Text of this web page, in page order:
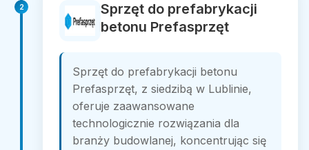
2
Sprzęt do prefabrykacji
betonu Prefasprzęt
Sprzęt do prefabrykacji betonu
Prefasprzęt, z siedzibą w Lublinie,
oferuje zaawansowane
technologicznie rozwiązania dla
branży budowlanej, koncentrując się